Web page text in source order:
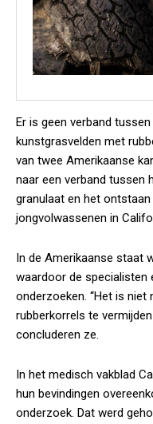
Er is geen verband
kunstgrasvelden met
van twee Amerikaanse
naar een verband tussen
granulaat en het
jongvolwassenen in
In de Amerikaanse staat
waardoor de specialisten
onderzoeken. “Het is
rubberkorrels te
concluderen ze.
In het medisch vakblad
hun bevindingen
onderzoek. Dat werd